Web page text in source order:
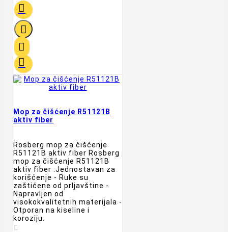




Mop za čišćenje R51121B
aktiv fiber
Rosberg mop za čišćenje
R51121B aktiv fiber Rosberg
mop za čišćenje R51121B
aktiv fiber .Jednostavan za
korišćenje - Ruke su
zaštićene od prljavštine -
Napravljen od
visokokvalitetnih materijala -
Otporan na kiseline i
koroziju.
